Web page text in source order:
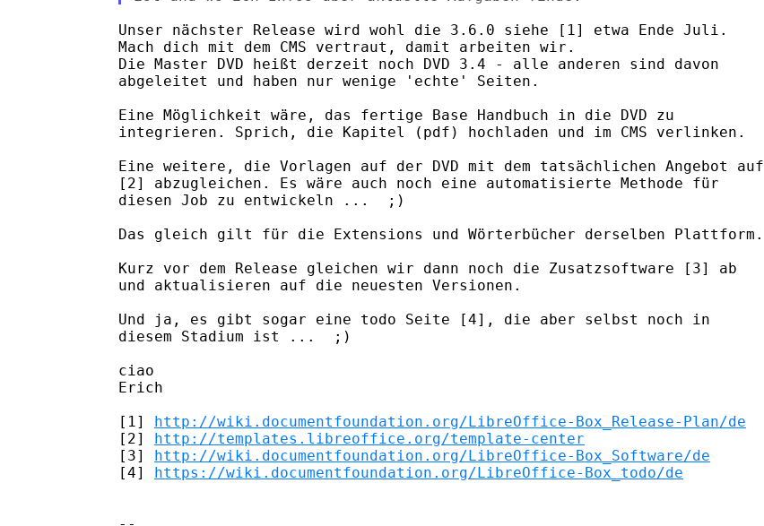
Unser nächster Release wird wohl die 3.6.0 siehe [1] etwa Ende Juli.
Mach dich mit dem CMS vertraut, damit arbeiten wir.
Die Master DVD heißt derzeit noch DVD 3.4 - alle anderen sind davon
abgeleitet und haben nur wenige 'echte' Seiten.
Eine Möglichkeit wäre, das fertige Base Handbuch in die DVD zu
integrieren. Sprich, die Kapitel (pdf) hochladen und im CMS verlinken.
Eine weitere, die Vorlagen auf der DVD mit dem tatsächlichen Angebot auf
[2] abzugleichen. Es wäre auch noch eine automatisierte Methode für
diesen Job zu entwickeln ...  ;)
Das gleich gilt für die Extensions und Wörterbücher derselben Plattform.
Kurz vor dem Release gleichen wir dann noch die Zusatzsoftware [3] ab
und aktualisieren auf die neuesten Versionen.
Und ja, es gibt sogar eine todo Seite [4], die aber selbst noch in
diesem Stadium ist ...  ;)
ciao
Erich
[1] http://wiki.documentfoundation.org/LibreOffice-Box_Release-Plan/de
[2] http://templates.libreoffice.org/template-center
[3] http://wiki.documentfoundation.org/LibreOffice-Box_Software/de
[4] https://wiki.documentfoundation.org/LibreOffice-Box_todo/de